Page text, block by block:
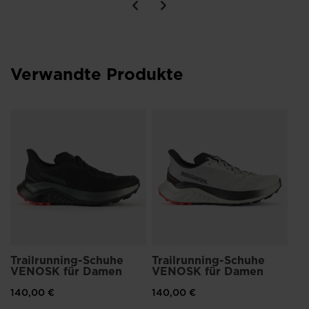
Ausgewogener Komfort und Leistung
Verwandte Produkte
Trailrunning-Schuhe
VENOSK für Damen
140,00 €
Trailrunning-Schuhe
VENOSK für Damen
140,00 €